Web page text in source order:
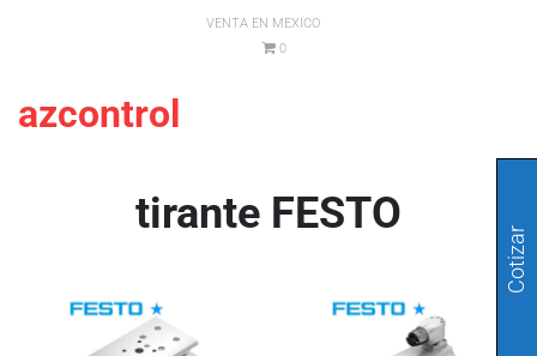
VENTA EN MEXICO
0
azcontrol
tirante FESTO
Cotizar